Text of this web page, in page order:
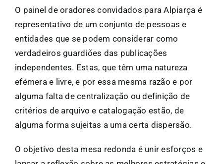
O painel de oradores convidados para Alpiarça é
representativo de um conjunto de pessoas e
entidades que se podem considerar como
verdadeiros guardiões das publicações
independentes. Estas, que têm uma natureza
efémera e livre, e por essa mesma razão e por
alguma falta de centralização ou definição de
critérios de arquivo e catalogação estão, de
alguma forma sujeitas a uma certa dispersão.
O objetivo desta mesa redonda é unir esforços e